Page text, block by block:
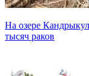
На озере
тысяч раков